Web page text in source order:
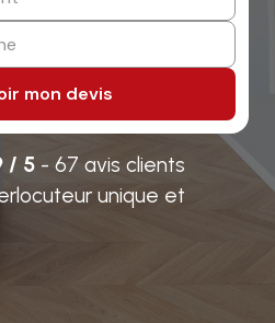
/ 5 - 67 avis clients
unique et